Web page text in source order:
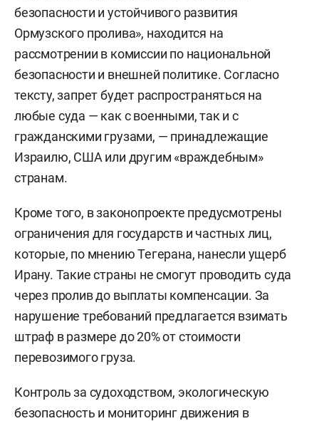
безопасности и устойчивого развития
Ормузского пролива», находится на
рассмотрении в комиссии по национальной
безопасности и внешней политике. Согласно
тексту, запрет будет распространяться на
любые суда — как с военными, так и с
гражданскими грузами, — принадлежащие
Израилю, США или другим «враждебным»
странам.
Кроме того, в законопроекте предусмотрены
ограничения для государств и частных лиц,
которые, по мнению Тегерана, нанесли ущерб
Ирану. Такие страны не смогут проводить суда
через пролив до выплаты компенсации. За
нарушение требований предлагается взимать
штраф в размере до 20% от стоимости
перевозимого груза.
Контроль за судоходством, экологическую
безопасность и мониторинг движения в